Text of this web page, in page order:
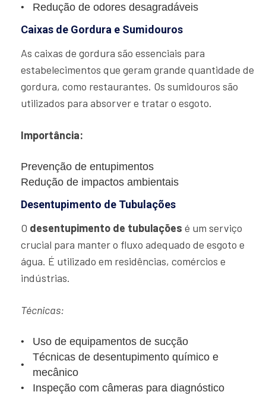
Redução de odores desagradáveis
Caixas de Gordura e Sumidouros
As caixas de gordura são essenciais para
estabelecimentos que geram grande quantidade de
gordura, como restaurantes. Os sumidouros são
utilizados para absorver e tratar o esgoto.
Importância:
Prevenção de entupimentos
Redução de impactos ambientais
Desentupimento de Tubulações
O desentupimento de tubulações é um serviço
crucial para manter o fluxo adequado de esgoto e
água. É utilizado em residências, comércios e
indústrias.
Técnicas:
Uso de equipamentos de sucção
Técnicas de desentupimento químico e
mecânico
Inspeção com câmeras para diagnóstico